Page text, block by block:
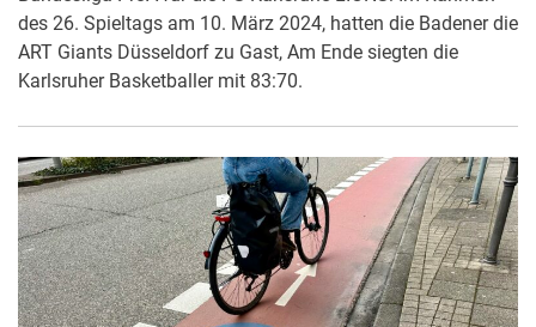
des 26. Spieltags am 10. März 2024, hatten die Badener die
ART Giants Düsseldorf zu Gast, Am Ende siegten die
Karlsruher Basketballer mit 83:70.